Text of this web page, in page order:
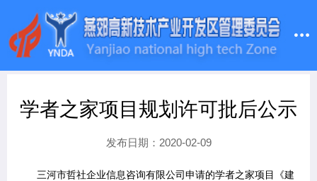
学者之家项目规划许可批后公示
发布日期：2020-02-09
三河市哲社企业信息咨询有限公司申请的学者之家项目《建